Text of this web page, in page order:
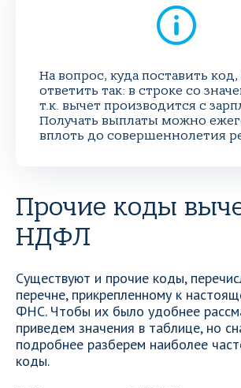
На вопрос, куда поставить
ответить так: в строке со
т.к. вычет производится с
Получать выплаты можно
вплоть до совершеннолетия
Прочие коды
НДФЛ
Существуют и прочие коды,
перечне, прикрепленному к
ФНС. Чтобы их было удобнее
приведем значения в таблице, но
подробнее разберем наиболее
коды.